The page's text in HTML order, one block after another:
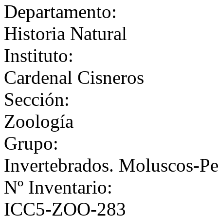
Departamento:
Historia Natural
Instituto:
Cardenal Cisneros
Sección:
Zoología
Grupo:
Invertebrados. Moluscos-
Nº Inventario:
ICC5-ZOO-283